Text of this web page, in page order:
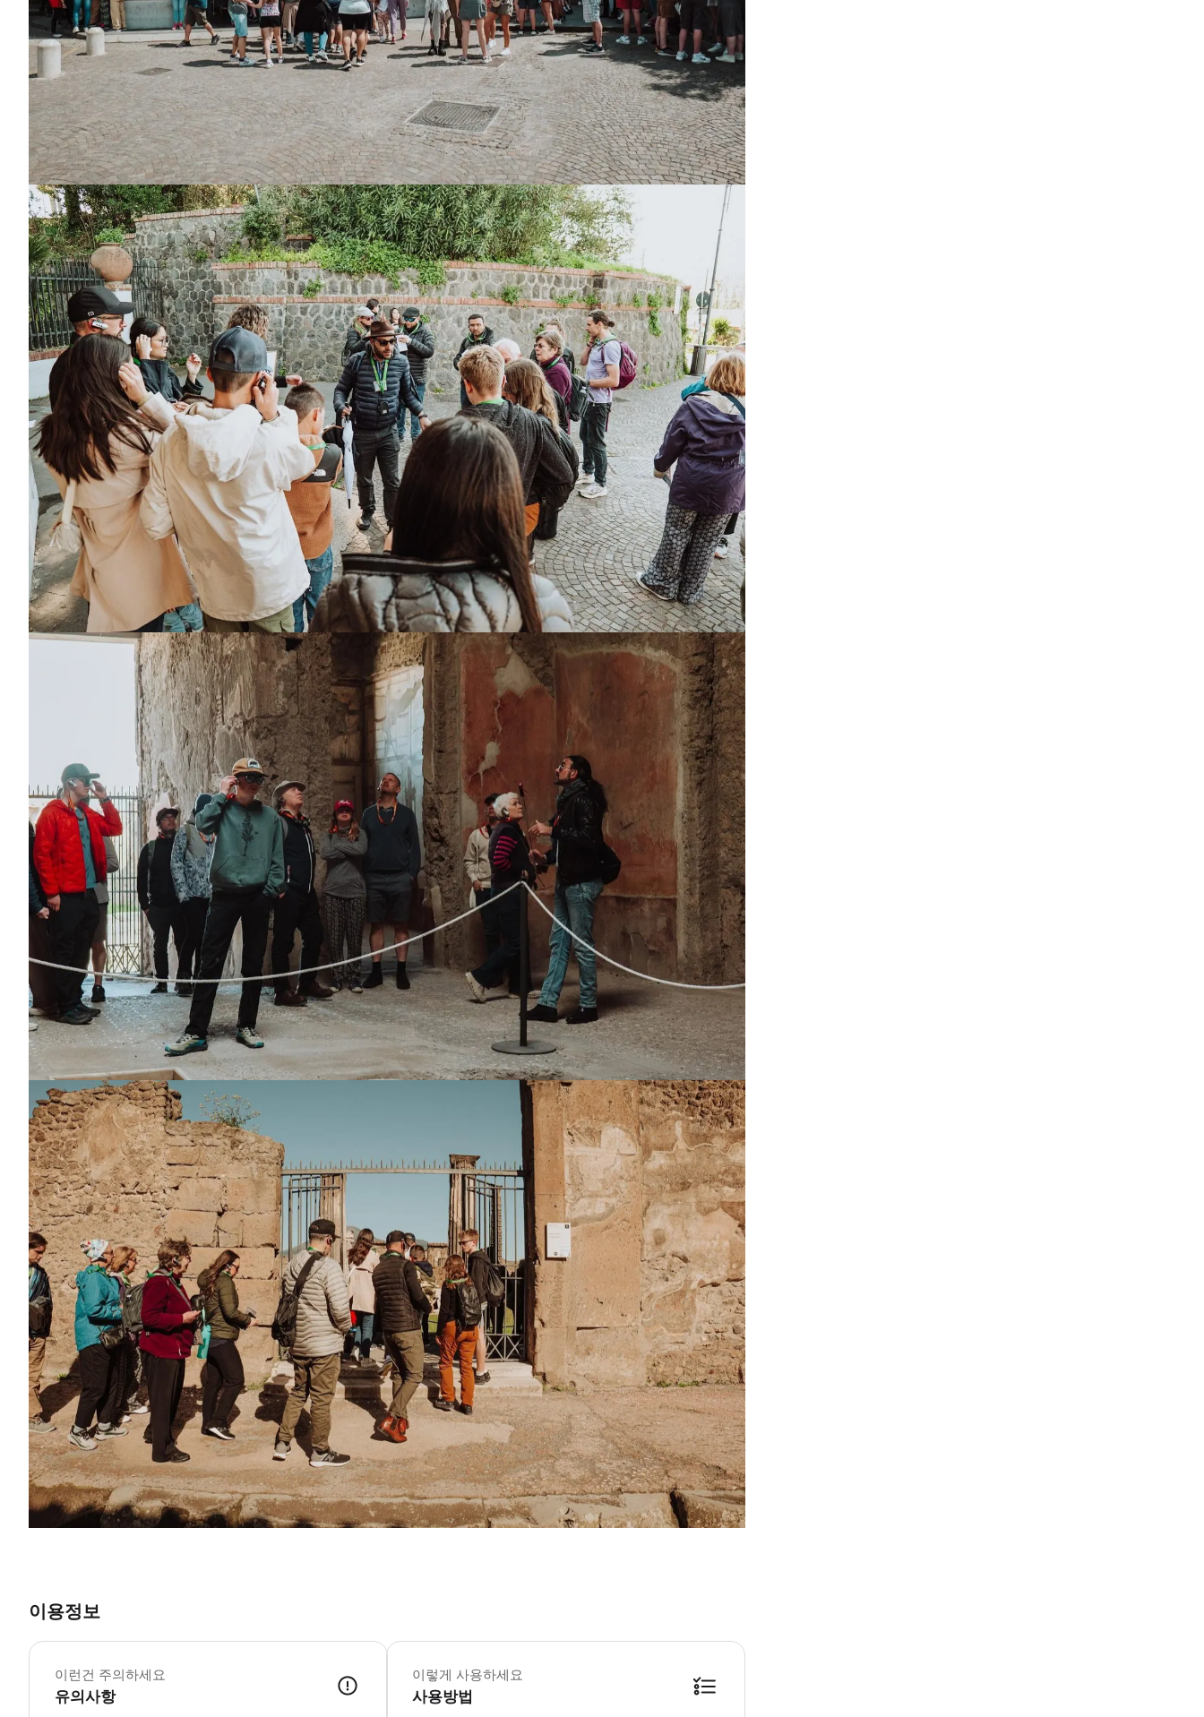
이용정보
이런건 주의하세요
유의사항
이렇게 사용하세요
사용방법